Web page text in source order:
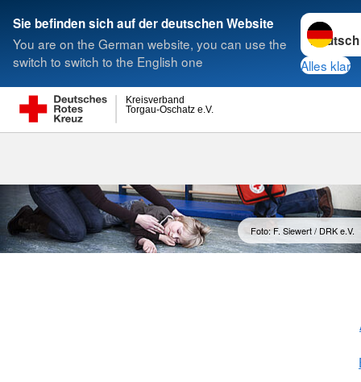
Sie befinden sich auf der deutschen Website
You are on the German website, you can use the
switch to switch to the English one
Sprache
Alles klar
Torgau-Oschatz e.V.
Kreisverband
Suche
Foto: F. Siewert / DRK e.V.